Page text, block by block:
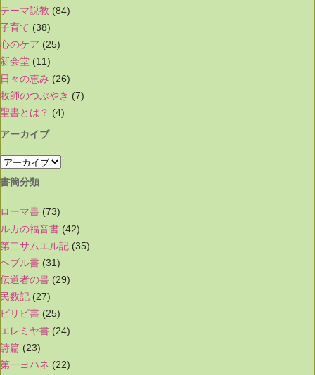
テーマ説教 (84)
子育て (38)
心のケア (25)
新会堂 (11)
日々の恵み (26)
牧師のつぶやき (7)
聖書とは？ (4)
アーカイブ
書簡分類
ローマ書 (73)
ルカの福音書 (42)
第二サムエル記 (35)
ヘブル書 (31)
伝道者の書 (29)
民数記 (27)
ピリピ書 (25)
エレミヤ書 (24)
詩篇 (23)
第一ヨハネ (22)